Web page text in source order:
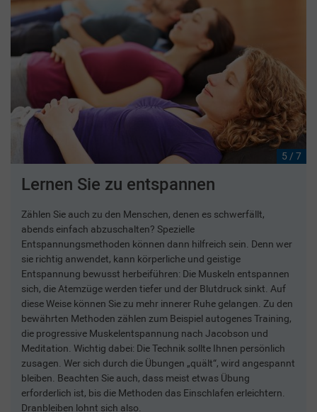
5 / 7
Lernen Sie zu entspannen
Zählen Sie auch zu den Menschen, denen es schwerfällt,
abends einfach abzuschalten? Spezielle
Entspannungsmethoden können dann hilfreich sein. Denn wer
sie richtig anwendet, kann körperliche und geistige
Entspannung bewusst herbeiführen: Die Muskeln entspannen
sich, die Atemzüge werden tiefer und der Blutdruck sinkt. Auf
diese Weise können Sie zu mehr innerer Ruhe gelangen. Zu den
bewährten Methoden zählen zum Beispiel autogenes Training,
die progressive Muskelentspannung nach Jacobson und
Meditation. Wichtig dabei: Die Technik sollte Ihnen persönlich
zusagen. Wer sich durch die Übungen „quält“, wird angespannt
bleiben. Beachten Sie auch, dass meist etwas Übung
erforderlich ist, bis die Methoden das Einschlafen erleichtern.
Dranbleiben lohnt sich also.